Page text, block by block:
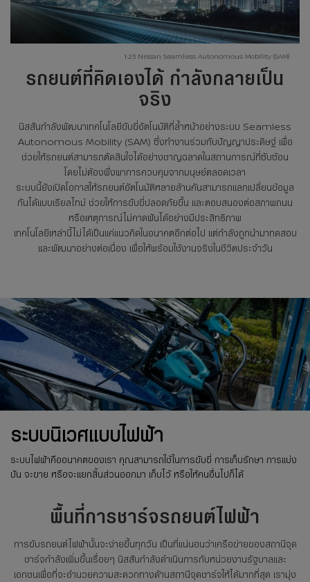
1:23 Nissan Seamless Autonomous Mobility (SAM)
รถยนต์ที่คิดเองได้ กำลังกลายเป็น
จริง
นิสสันกำลังพัฒนาเทคโนโลยีขับขี่อัตโนมัติที่ล้ำหน้าอย่างระบบ Seamless
Autonomous Mobility (SAM) ซึ่งทำงานร่วมกับปัญญาประดิษฐ์ เพื่อ
ช่วยให้รถยนต์สามารถตัดสินใจได้อย่างชาญฉลาดในสถานการณ์ที่ซับซ้อน
โดยไม่ต้องพึ่งพาการควบคุมจากมนุษย์ตลอดเวลา
ระบบนี้ยังเปิดโอกาสให้รถยนต์อัตโนมัติหลายล้านคันสามารถแลกเปลี่ยนข้อมูล
กันได้แบบเรียลไทม์ ช่วยให้การขับขี่ปลอดภัยขึ้น และตอบสนองต่อสภาพถนน
หรือเหตุการณ์ไม่คาดฝันได้อย่างมีประสิทธิภาพ
เทคโนโลยีเหล่านี้ไม่ได้เป็นแค่แนวคิดในอนาคตอีกต่อไป แต่กำลังถูกนำมาทดสอบ
และพัฒนาอย่างต่อเนื่อง เพื่อให้พร้อมใช้งานจริงในชีวิตประจำวัน
ระบบนิเวศแบบไฟฟ้า
ระบบไฟฟ้าคืออนาคตของเรา คุณสามารถใช้ในการขับขี่ การเก็บรักษา การแบ่ง
ปัน จะขาย หรือจะแยกสิ้นส่วนออกมา เก็บไว้ หรือให้คนอื่นไปก็ได้
พื้นที่การชาร์จรถยนต์ไฟฟ้า
การขับรถยนต์ไฟฟ้านั้นจะง่ายขึ้นทุกวัน เป็นที่แน่นอนว่าเครือข่ายของสถานีจุด
ชาร์จกำลังเพิ่มขึ้นเรื่อยๆ นิสสันกำลังดำเนินการกับหน่วยงานรัฐบาลและ
เอกชนเพื่อที่จะอำนวยความสะดวกทางด้านสถานีจุดชาร์จให้ได้มากที่สุด เรามุ่ง